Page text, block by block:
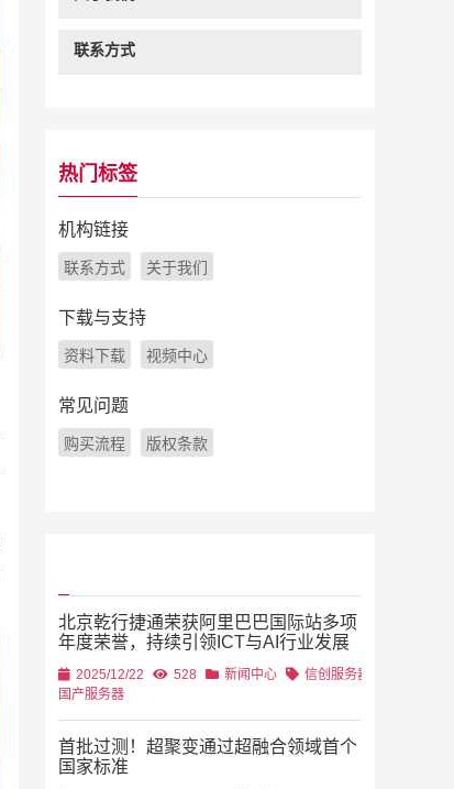
联系方式
热门标签
机构链接
联系方式 关于我们
下载与支持
资料下载 视频中心
常见问题
购买流程 版权条款
北京乾行捷通荣获阿里巴巴国际站多项
年度荣誉，持续引领ICT与AI行业发展
2025/12/22 528 新闻中心
信创服务器
国产服务器
首批过测！超聚变通过超融合领域首个
国家标准